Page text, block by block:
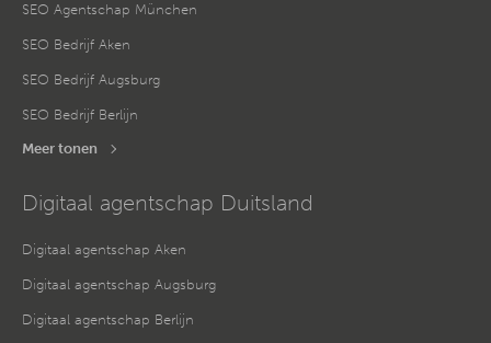
SEO Agentschap München
SEO Bedrijf Aken
SEO Bedrijf Augsburg
SEO Bedrijf Berlijn
Meer tonen
Digitaal agentschap Duitsland
Digitaal agentschap Aken
Digitaal agentschap Augsburg
Digitaal agentschap Berlijn